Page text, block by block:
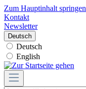
Zum Hauptinhalt springen
Kontakt
Newsletter
Deutsch
Deutsch
English